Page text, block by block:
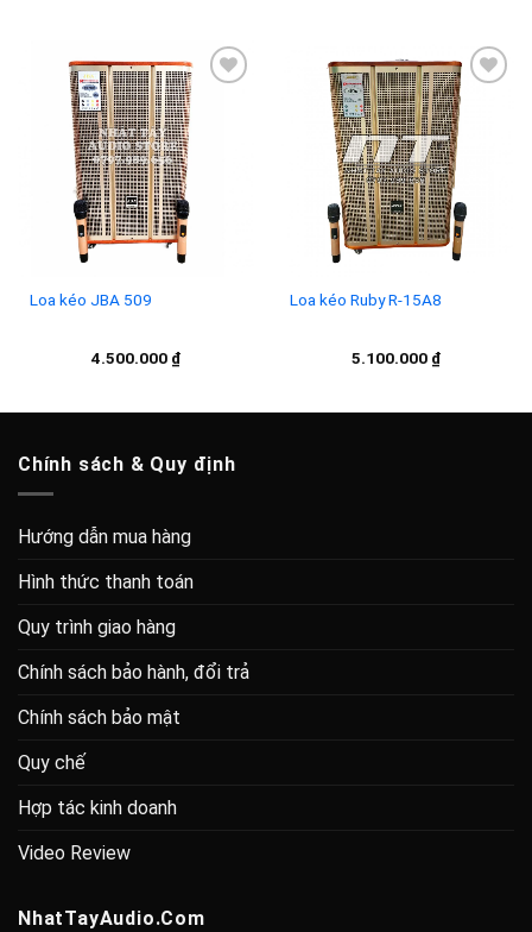
Loa kéo JBA 509
4.500.000 ₫
Add to
wishlist
Loa kéo Ruby R-15A8
5.100.000 ₫
Chính sách & Quy định
Hướng dẫn mua hàng
Hình thức thanh toán
Quy trình giao hàng
Chính sách bảo hành, đổi trả
Chính sách bảo mật
Quy chế
Hợp tác kinh doanh
Video Review
NhatTayAudio.Com